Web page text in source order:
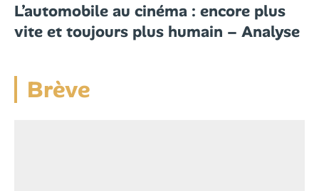
L’automobile au cinéma : encore plus
vite et toujours plus humain – Analyse
Brève